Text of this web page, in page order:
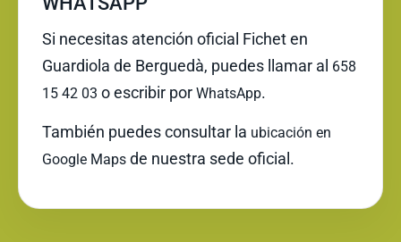
Si necesitas atención oficial Fichet en
Guardiola de Berguedà, puedes llamar al 658
15 42 03 o escribir por WhatsApp.
También puedes consultar la ubicación en
Google Maps de nuestra sede oficial.